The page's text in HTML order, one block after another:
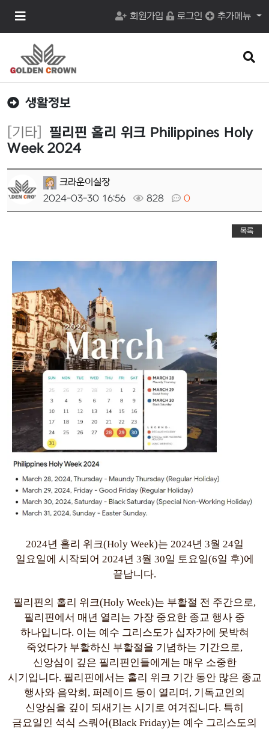
메
회원가입 로그인 추가메뉴
검
버
생활정보
[기타]
필리핀 홀리 위크 Philippines Holy
Week 2024
크라운이실장
2024-03-30 16:56
828 0
목록
2024년 홀리 위크(Holy Week)는 2024년 3월 24일
일요일에 시작되어 2024년 3월 30일 토요일(6일 후)에
끝납니다.
필리핀의 홀리 위크(Holy Week)는 부활절 전 주간으로,
필리핀에서 매년 열리는 가장 중요한 종교 행사 중
하나입니다. 이는 예수 그리스도가 십자가에 못박혀
죽었다가 부활하신 부활절을 기념하는 기간으로,
신앙심이 깊은 필리핀인들에게는 매우 소중한
시기입니다. 필리핀에서는 홀리 위크 기간 동안 많은 종교
행사와 음악회, 퍼레이드 등이 열리며, 기독교인의
신앙심을 깊이 되새기는 시기로 여겨집니다. 특히
금요일인 석식 스쿼어(Black Friday)는 예수 그리스도의